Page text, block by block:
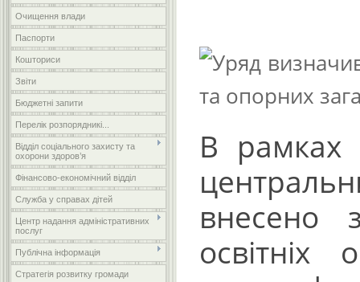
Очищення влади
Паспорти
Кошториси
Звіти
Бюджетні запити
Перелік розпорядникі...
Відділ соціального захисту та
охорони здоров’я
Фінансово-економічний відділ
Служба у справах дітей
Центр надання адміністративних
послуг
Публічна інформація
Стратегія розвитку громади
В рамках
внесено
освітніх